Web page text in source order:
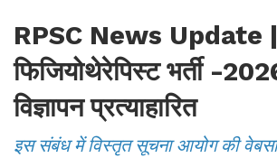
RPSC News Update |
फिजियोथेरेपिस्ट भर्ती -
विज्ञापन प्रत्याहारित
इस संबंध में विस्तृत सूचना आयोग की